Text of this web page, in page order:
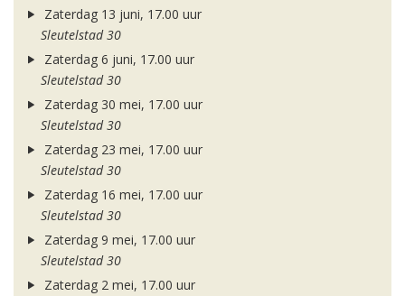
Zaterdag 13 juni, 17.00 uur
Sleutelstad 30
Zaterdag 6 juni, 17.00 uur
Sleutelstad 30
Zaterdag 30 mei, 17.00 uur
Sleutelstad 30
Zaterdag 23 mei, 17.00 uur
Sleutelstad 30
Zaterdag 16 mei, 17.00 uur
Sleutelstad 30
Zaterdag 9 mei, 17.00 uur
Sleutelstad 30
Zaterdag 2 mei, 17.00 uur